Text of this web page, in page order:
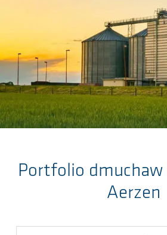
Portfolio dmuchaw
Aerzen